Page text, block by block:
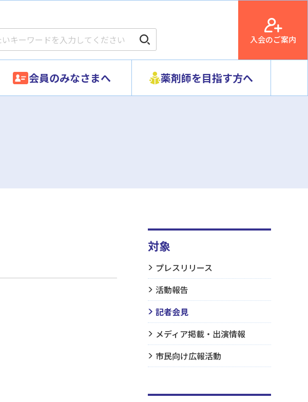
入会のご案内
会員のみなさまへ 薬剤師を目指す方へ
対象
プレスリリース
活動報告
記者会見
メディア掲載・出演情報
市民向け広報活動